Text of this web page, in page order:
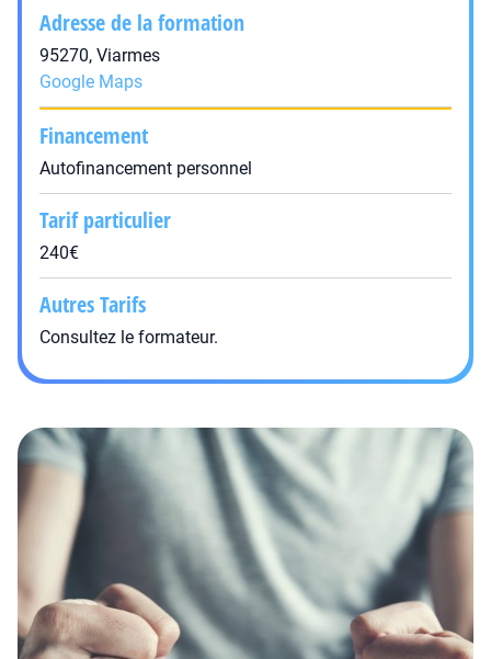
Adresse de la formation
95270, Viarmes
Google Maps
Financement
Autofinancement personnel
Tarif particulier
240€
Autres Tarifs
Consultez le formateur.